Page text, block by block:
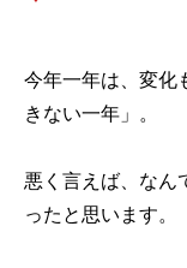
今年一年は、変化
きない一年」。
悪く言えば、なん
ったと思います。